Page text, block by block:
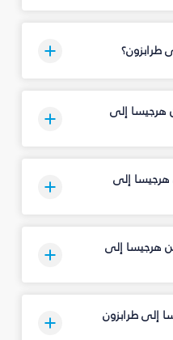
طرابزون؟
هرجيسا إلى
هرجيسا إلى
هرجيسا إلى
إلى طرابزون